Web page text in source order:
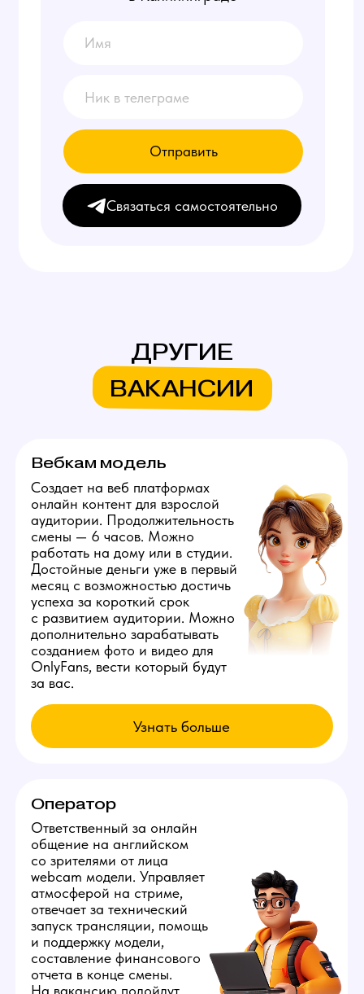
Политика конфиденциальности
Все города Грузии
Все города Казахстана
Города других стран
youmaybe.global@gmail.com
+79384727352
Мы находимся:
Все города России
Россия, Калининградская область,
Калининград, Проспект Калинина, д. 111
Связаться с нами: